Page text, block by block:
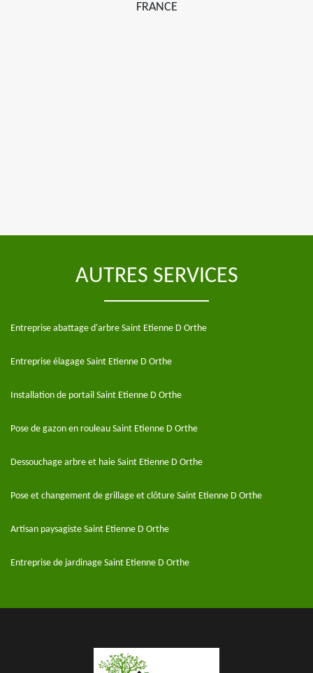
FRANCE
AUTRES SERVICES
Entreprise abattage d'arbre Saint Etienne D Orthe
Entreprise élagage Saint Etienne D Orthe
Installation de portail Saint Etienne D Orthe
Pose de gazon en rouleau Saint Etienne D Orthe
Dessouchage arbre et haie Saint Etienne D Orthe
Pose et changement de grillage et clôture Saint Etienne D Orthe
Artisan paysagiste Saint Etienne D Orthe
Entreprise de jardinage Saint Etienne D Orthe